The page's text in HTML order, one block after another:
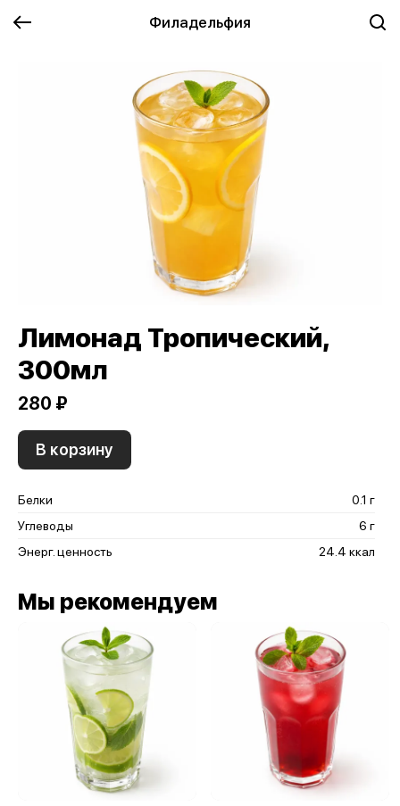
Филадельфия
Лимонад Тропический,
300мл
280 ₽
В корзину
Белки
0.1 г
Углеводы
6 г
Энерг. ценность
24.4 ккал
Мы рекомендуем